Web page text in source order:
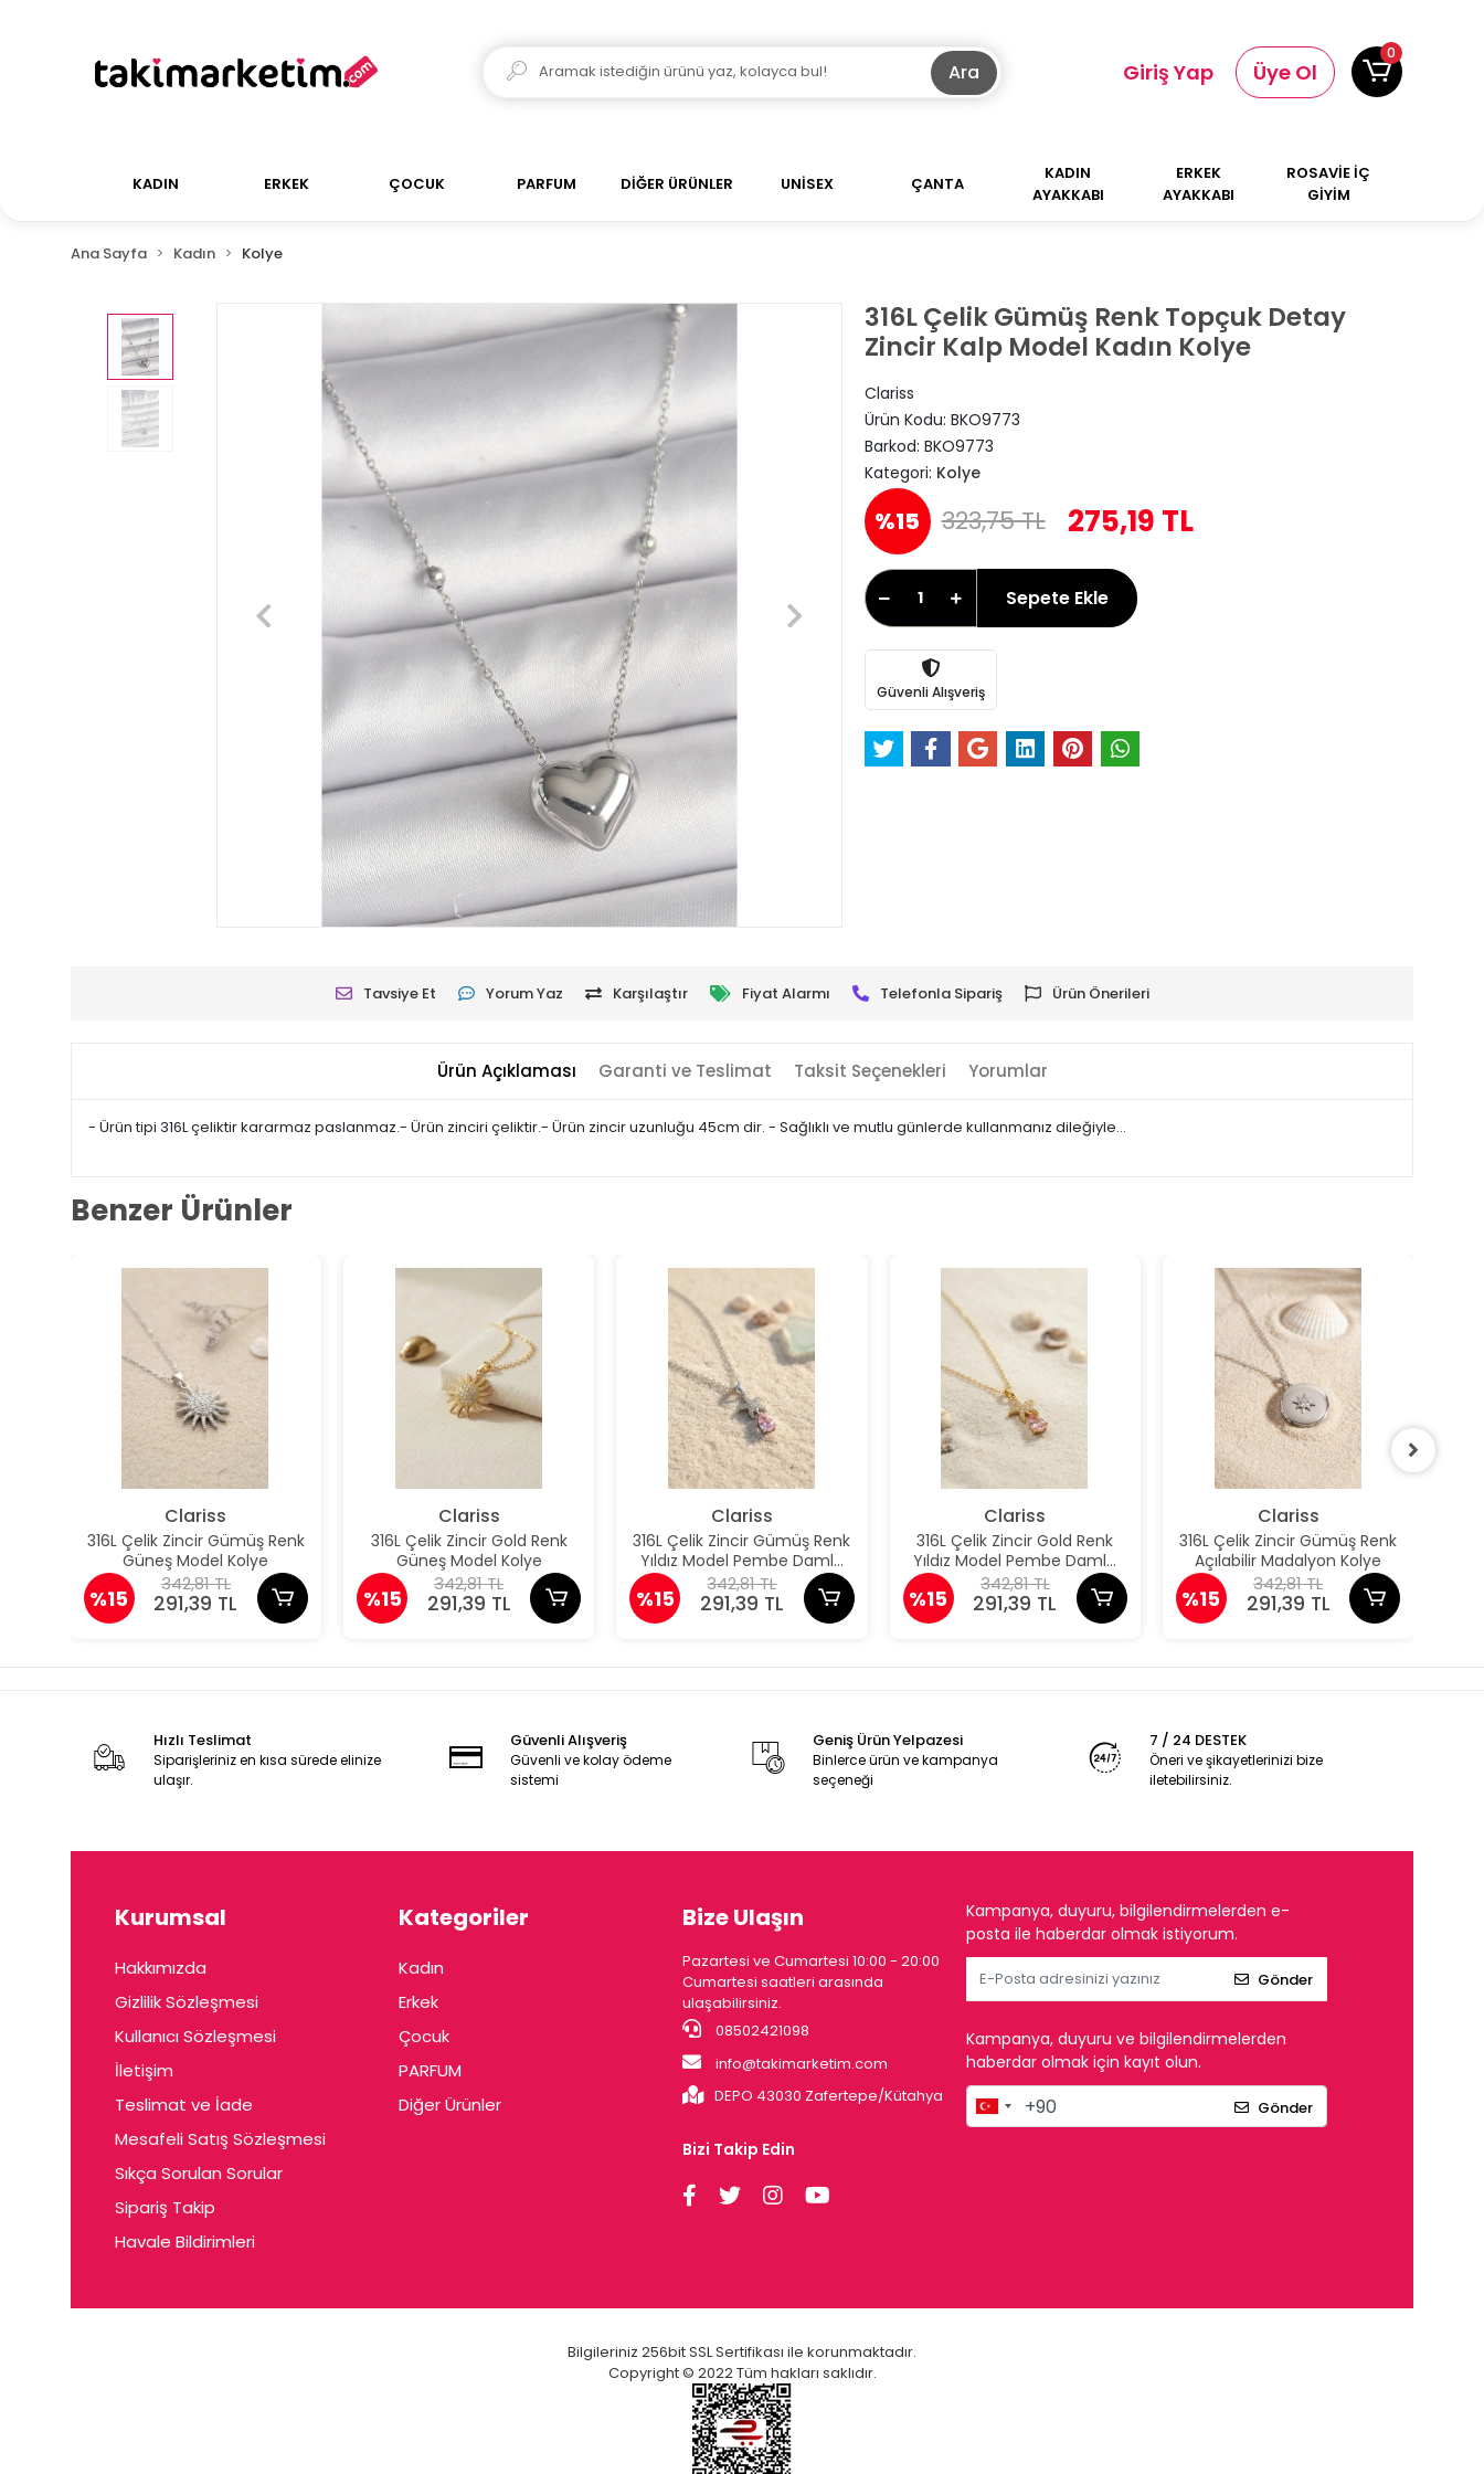
Ara Giriş Yap Üye Ol
0
KADIN ERKEK ÇOCUK PARFUM DİĞER ÜRÜNLER UNİSEX ÇANTA
KADIN
AYAKKABI
ERKEK
AYAKKABI
ROSAVİE İÇ
GİYİM
Ana Sayfa Kadın Kolye
316L Çelik Gümüş Renk Topçuk Detay
Zincir Kalp Model Kadın Kolye
Clariss
Ürün Kodu: BKO9773
Barkod: BKO9773
Kategori: Kolye
%15 323,75 TL 275,19 TL
Sepete Ekle
Güvenli Alışveriş
Tavsiye Et Yorum Yaz Karşılaştır Fiyat Alarmı Telefonla Sipariş Ürün Önerileri
Ürün Açıklaması Garanti ve Teslimat Taksit Seçenekleri Yorumlar
- Ürün tipi 316L çeliktir kararmaz paslanmaz.- Ürün zinciri çeliktir.- Ürün zincir uzunluğu 45cm dir. - Sağlıklı ve mutlu günlerde kullanmanız dileğiyle…
Benzer Ürünler
Clariss
316L Çelik Zincir Gümüş Renk
Güneş Model Kolye
%15
342,81 TL
291,39 TL
Clariss
316L Çelik Zincir Gold Renk
Güneş Model Kolye
%15
342,81 TL
291,39 TL
Clariss
316L Çelik Zincir Gümüş Renk
Yıldız Model Pembe Damla
Taş Model Kolye
%15
342,81 TL
291,39 TL
Clariss
316L Çelik Zincir Gold Renk
Yıldız Model Pembe Damla
Taş Model Kolye
%15
342,81 TL
291,39 TL
Clariss
316L Çelik Zincir Gümüş Renk
Açılabilir Madalyon Kolye
%15
342,81 TL
291,39 TL
Hızlı Teslimat
Siparişleriniz en kısa sürede elinize
ulaşır.
Güvenli Alışveriş
Güvenli ve kolay ödeme
sistemi
Geniş Ürün Yelpazesi
Binlerce ürün ve kampanya
seçeneği
7 / 24 DESTEK
Öneri ve şikayetlerinizi bize
iletebilirsiniz.
Kurumsal
Hakkımızda
Gizlilik Sözleşmesi
Kullanıcı Sözleşmesi
İletişim
Teslimat ve İade
Mesafeli Satış Sözleşmesi
Sıkça Sorulan Sorular
Sipariş Takip
Havale Bildirimleri
Kategoriler
Kadın
Erkek
Çocuk
PARFUM
Diğer Ürünler
Bize Ulaşın
Pazartesi ve Cumartesi 10:00 - 20:00
Cumartesi saatleri arasında
ulaşabilirsiniz.
08502421098
info@takimarketim.com
DEPO 43030 Zafertepe/Kütahya
Bizi Takip Edin
Kampanya, duyuru, bilgilendirmelerden e-
posta ile haberdar olmak istiyorum.
Gönder
Kampanya, duyuru ve bilgilendirmelerden
haberdar olmak için kayıt olun.
Gönder
Bilgileriniz 256bit SSL Sertifikası ile korunmaktadır.
Copyright © 2022 Tüm hakları saklıdır.